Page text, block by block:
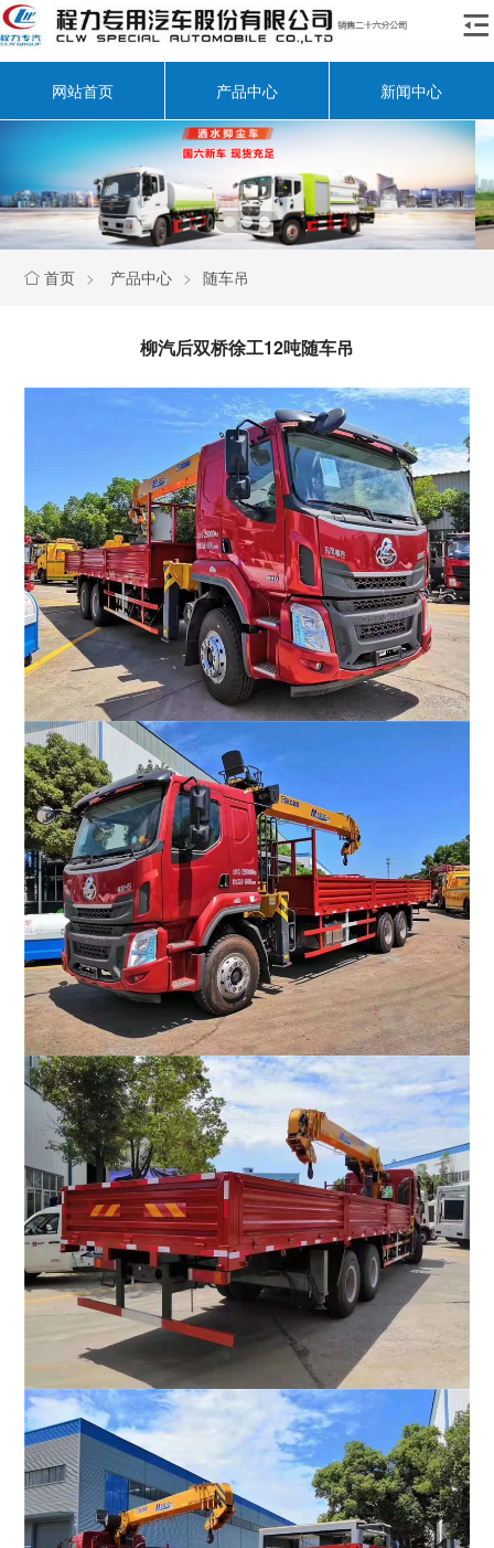

网站首页 产品中心 新闻中心
 首页 > 产品中心 > 随车吊
柳汽后双桥徐工12吨随车吊